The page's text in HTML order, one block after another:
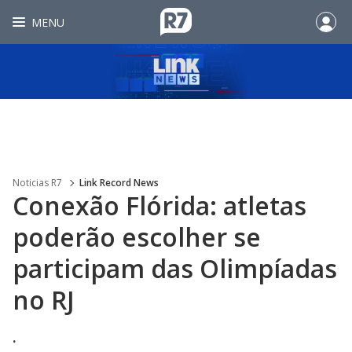
MENU
Noticias R7 Link Record News
Conexão Flórida: atletas
poderão escolher se
participam das Olimpíadas
no RJ
.